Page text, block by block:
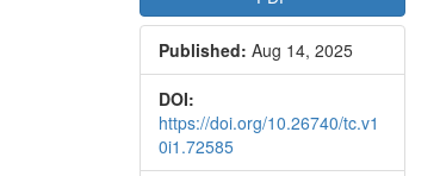
Published: Aug 14, 2025
DOI:
https://doi.org/10.26740/tc.v1
0i1.72585